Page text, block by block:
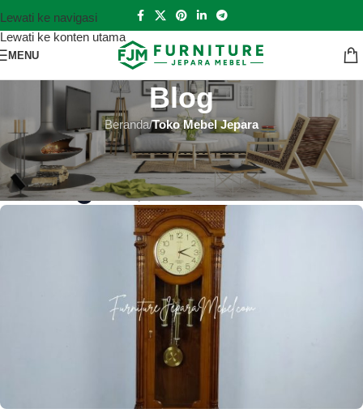
Lewati ke navigasi
Lewati ke konten utama
MENU
Blog
Beranda/Toko Mebel Jepara
TOKO MEBEL JEPARA
Toko Mebel Jepara Kota Sukabumi
Hutankayu FurnitureAktif 2022-07-30